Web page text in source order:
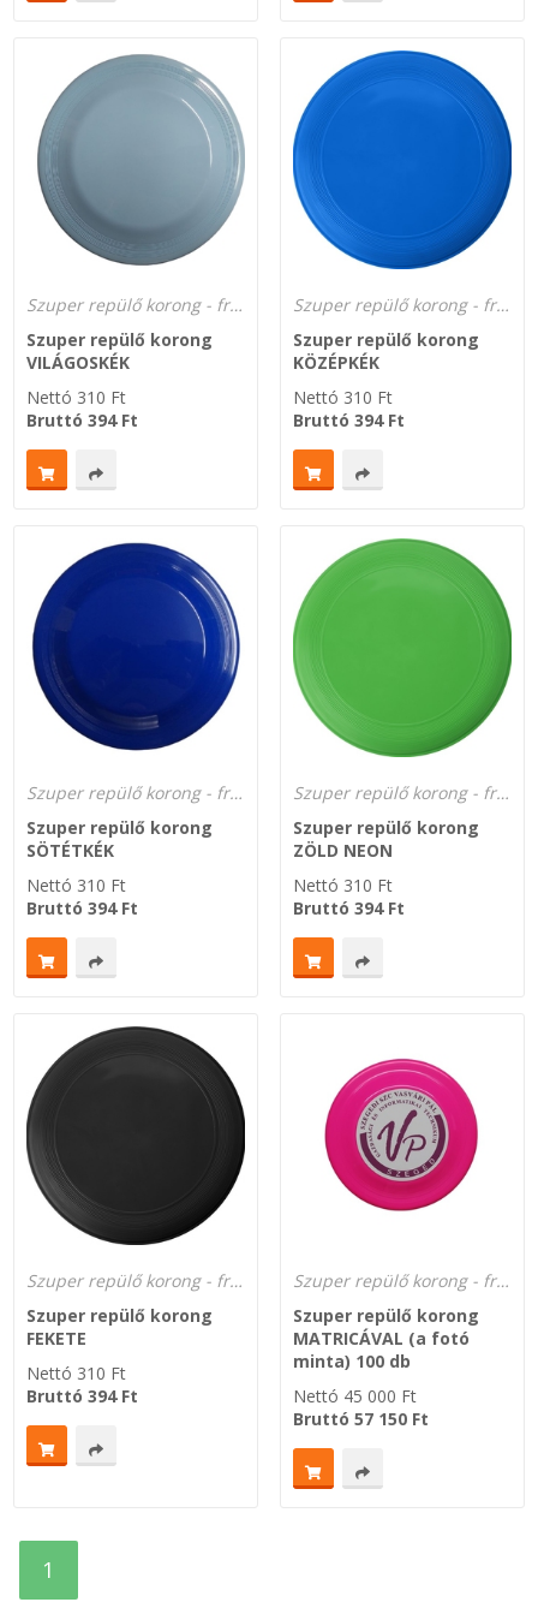
Szuper repülő korong - frizbi dobókorong a gyártótól!
Szuper repülő korong
VILÁGOSKÉK
Nettó 310 Ft
Bruttó394Ft
Szuper repülő korong - frizbi dobókorong a gyártótól!
Szuper repülő korong
KÖZÉPKÉK
Nettó 310 Ft
Bruttó 394Ft
Szuper repülő korong - frizbi dobókorong a gyártótól!
Szuper repülő korong
SÖTÉTKÉK
Nettó 310 Ft
Bruttó394Ft
Szuper repülő korong - frizbi dobókorong a gyártótól!
Szuper repülő korong
ZÖLD NEON
Nettó 310 Ft
Bruttó 394Ft
Szuper repülő korong - frizbi dobókorong a gyártótól!
Szuper repülő korong
FEKETE
Nettó 310 Ft
Bruttó394Ft
Szuper repülő korong - frizbi dobókorong a gyártótól!
Szuper repülő korong
MATRICÁVAL (a fotó
minta) 100 db
Nettó 45 000 Ft
Bruttó 57 150Ft
1